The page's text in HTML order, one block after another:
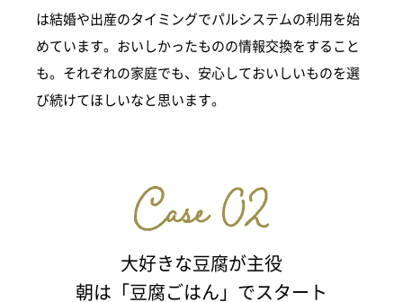
は結婚や出産のタイミングでパルシステムの利用を始
めています。おいしかったものの情報交換をすること
も。それぞれの家庭でも、安心しておいしいものを選
び続けてほしいなと思います。
大好きな豆腐が主役
朝は「豆腐ごはん」でスタート